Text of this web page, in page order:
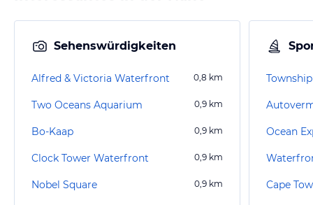
Sehenswürdigkeiten
Alfred & Victoria Waterfront 0,8 km
Two Oceans Aquarium 0,9 km
Bo-Kaap 0,9 km
Clock Tower Waterfront 0,9 km
Nobel Square 0,9 km Cape